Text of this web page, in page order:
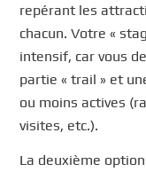
repérant les
chacun. Votre «
intensif, car vous
partie « trail » et
ou moins actives
visites, etc.).
La deuxième